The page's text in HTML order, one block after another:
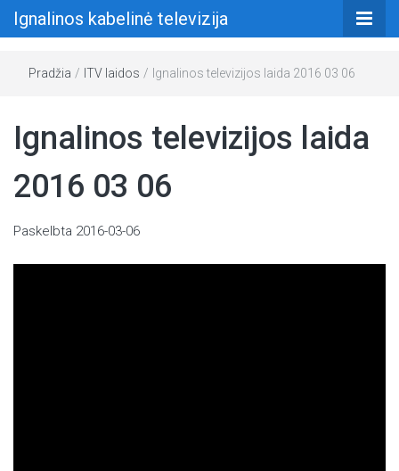
Ignalinos kabelinė televizija
Pradžia / ITV laidos / Ignalinos televizijos laida 2016 03 06
Ignalinos televizijos laida
2016 03 06
Paskelbta 2016-03-06